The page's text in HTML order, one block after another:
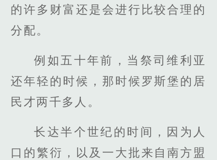
的许多财富还是会进行比较合理的
分配。
例如五十年前，当祭司维利亚
还年轻的时候，那时候罗斯堡的居
民才两千多人。
长达半个世纪的时间，因为人
口的繁衍，以及一大批来自南方盟